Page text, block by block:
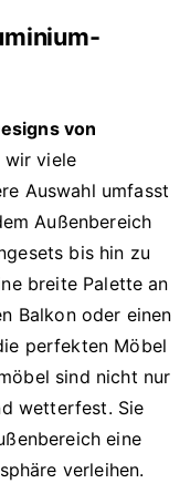
von
wir viele
Auswahl umfasst
Außenbereich
bis hin zu
breite Palette an
Balkon oder einen
perfekten Möbel
sind nicht nur
wetterfest. Sie
eine
verleihen.